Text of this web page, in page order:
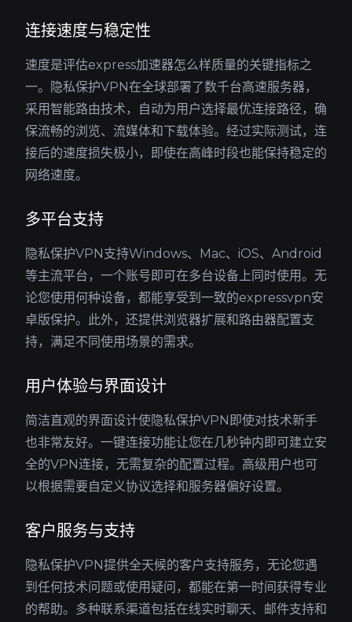
连接速度与稳定性
速度是评估express加速器怎么样质量的关键指标之
一。隐私保护VPN在全球部署了数千台高速服务器，
采用智能路由技术，自动为用户选择最优连接路径，确
保流畅的浏览、流媒体和下载体验。经过实际测试，连
接后的速度损失极小，即使在高峰时段也能保持稳定的
网络速度。
多平台支持
隐私保护VPN支持Windows、Mac、iOS、Android
等主流平台，一个账号即可在多台设备上同时使用。无
论您使用何种设备，都能享受到一致的expressvpn安
卓版保护。此外，还提供浏览器扩展和路由器配置支
持，满足不同使用场景的需求。
用户体验与界面设计
简洁直观的界面设计使隐私保护VPN即使对技术新手
也非常友好。一键连接功能让您在几秒钟内即可建立安
全的VPN连接，无需复杂的配置过程。高级用户也可
以根据需要自定义协议选择和服务器偏好设置。
客户服务与支持
隐私保护VPN提供全天候的客户支持服务，无论您遇
到任何技术问题或使用疑问，都能在第一时间获得专业
的帮助。多种联系渠道包括在线实时聊天、邮件支持和